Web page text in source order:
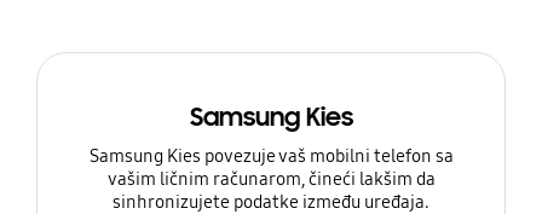
Samsung Kies
Samsung Kies povezuje vaš mobilni telefon sa
vašim ličnim računarom, čineći lakšim da
sinhronizujete podatke između uređaja.